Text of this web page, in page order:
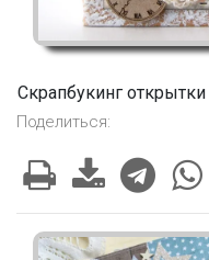
Скрапбукинг открытки
Поделиться: